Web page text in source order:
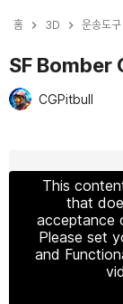
홈 3D 운송도구
SF Bomber
CGPitbull
This
that
acceptance
Please set
and